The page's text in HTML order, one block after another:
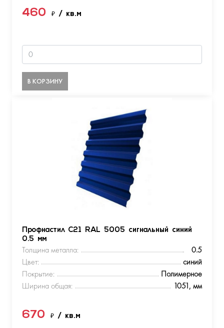
460 ₽ / кв.м
В КОРЗИНУ
Профнастил С21 RAL 5005 сигнальный синий
0.5 мм
Толщина металла:
0.5
Цвет:
синий
Покрытие:
Полимерное
Ширина общая:
1051, мм
670 ₽ / кв.м